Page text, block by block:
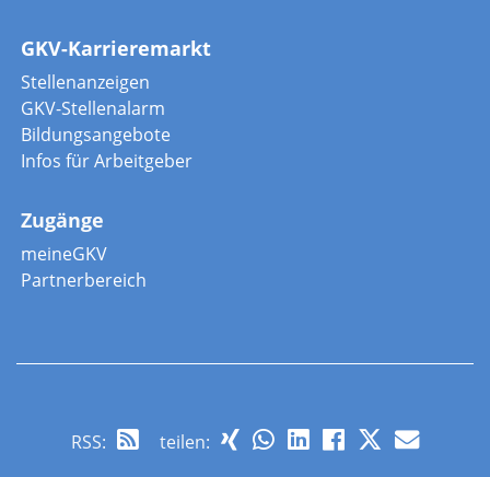
GKV-Karrieremarkt
Stellenanzeigen
GKV-Stellenalarm
Bildungsangebote
Infos für Arbeitgeber
Zugänge
meineGKV
Partnerbereich
RSS: teilen: